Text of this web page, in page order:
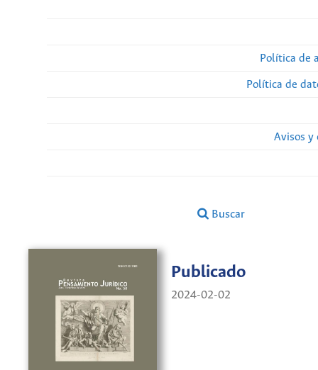
Política de
Política de
Avisos y
Buscar
Publicado
2024-02-02